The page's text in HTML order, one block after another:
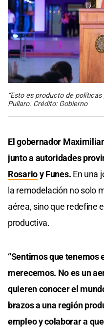
“Esto es producto de
Pullaro. Crédito: Gobierno
El gobernador
junto a autoridades
Rosarioy Funes. En una
la remodelación no solo
aérea, sino que redefine
productiva.
“Sentimos que tenemos
merecemos. No es un
quieren conocer el
brazos a una región
empleo y colaborar a